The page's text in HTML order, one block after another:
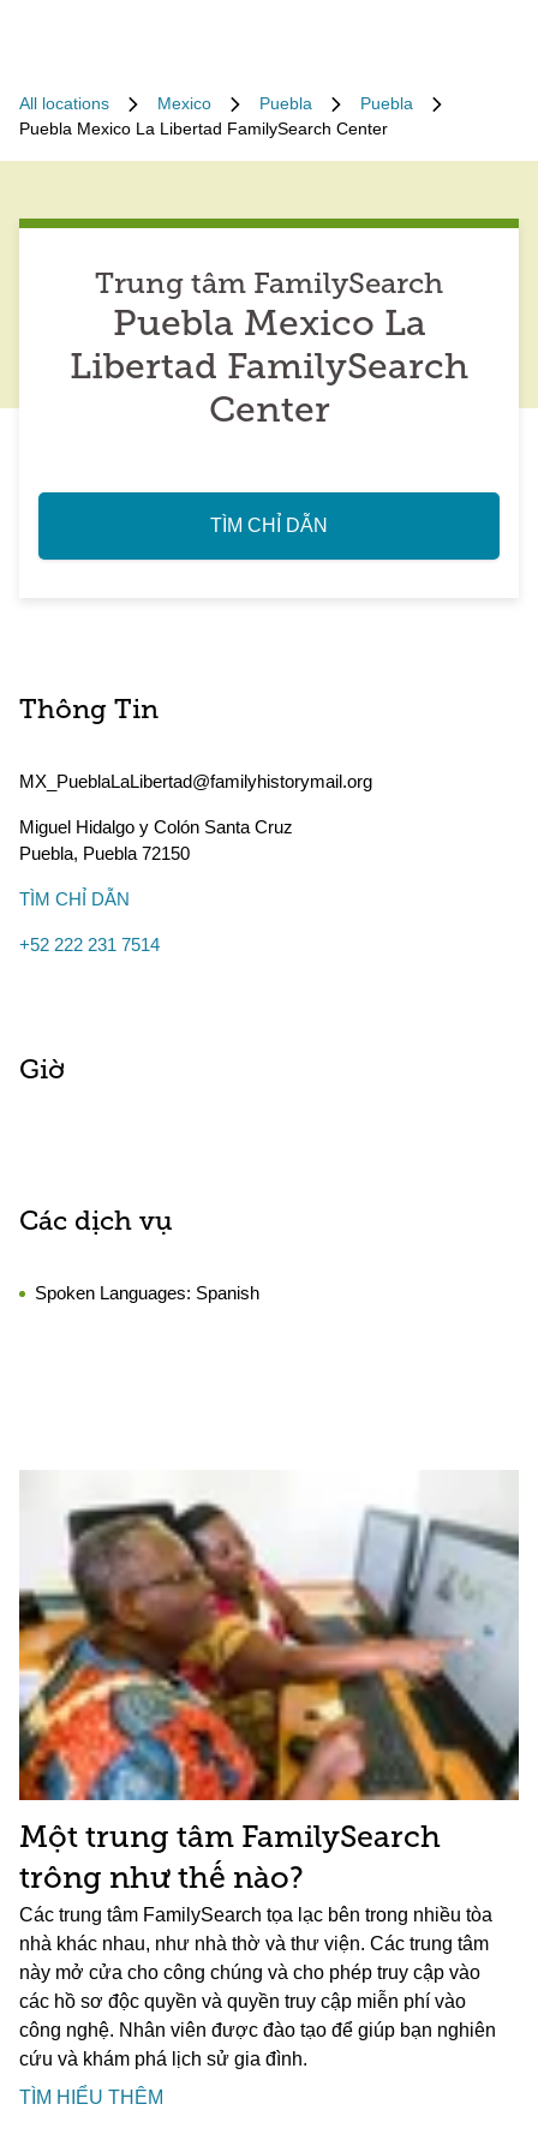
All locations Mexico Puebla
Puebla
Puebla Mexico La Libertad FamilySearch Center
Trung tâm FamilySearch
Puebla Mexico La
Libertad FamilySearch
Center
TÌM CHỈ DẪN
Thông Tin
MX_PueblaLaLibertad@familyhistorymail.org
Miguel Hidalgo y Colón Santa Cruz
Puebla, Puebla 72150
TÌM CHỈ DẪN
+52 222 231 7514
Giờ
Các dịch vụ
Spoken Languages: Spanish
Một trung tâm FamilySearch
trông như thế nào?
Các trung tâm FamilySearch tọa lạc bên trong nhiều tòa
nhà khác nhau, như nhà thờ và thư viện. Các trung tâm
này mở cửa cho công chúng và cho phép truy cập vào
các hồ sơ độc quyền và quyền truy cập miễn phí vào
công nghệ. Nhân viên được đào tạo để giúp bạn nghiên
cứu và khám phá lịch sử gia đình.
TÌM HIỂU THÊM